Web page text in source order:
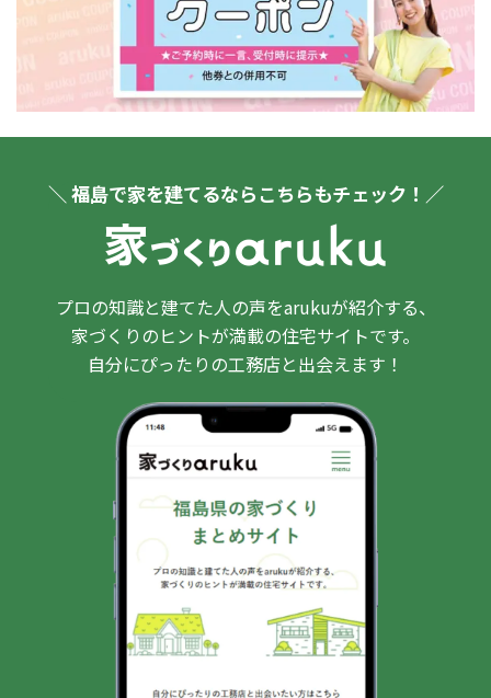
＼ 福島で家を建てるならこちらもチェック！／
プロの知識と建てた人の声をarukuが紹介する、
家づくりのヒントが満載の住宅サイトです。
自分にぴったりの工務店と出会えます！